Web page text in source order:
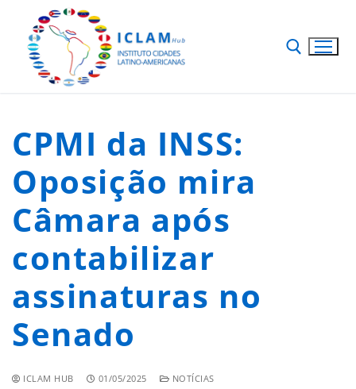
CPMI da INSS:
Oposição mira
Câmara após
contabilizar
assinaturas no
Senado
ICLAM HUB 01/05/2025
NOTÍCIAS